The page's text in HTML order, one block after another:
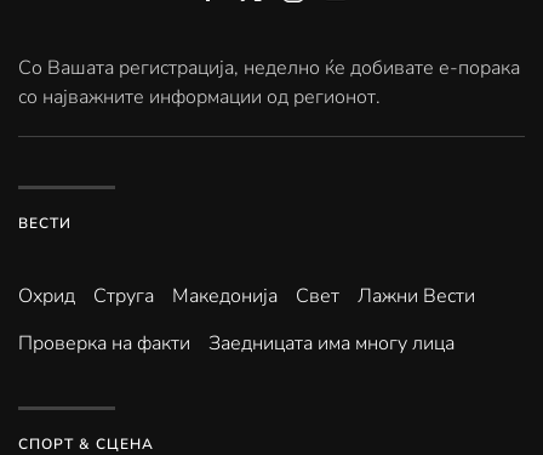
Со Вашата регистрација, неделно ќе добивате е-порака
со најважните информации од регионот.
ВЕСТИ
Охрид Струга Македонија Свет
Лажни Вести
Проверка на факти
Заедницата има многу лица
СПОРТ & СЦЕНА